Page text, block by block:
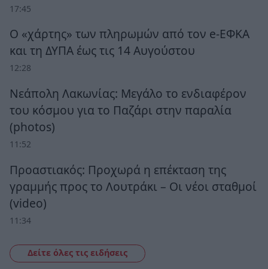
17:45
Ο «χάρτης» των πληρωμών από τον e-ΕΦΚΑ
και τη ΔΥΠΑ έως τις 14 Αυγούστου
12:28
Νεάπολη Λακωνίας: Μεγάλο το ενδιαφέρον
του κόσμου για το Παζάρι στην παραλία
(photos)
11:52
Προαστιακός: Προχωρά η επέκταση της
γραμμής προς το Λουτράκι – Οι νέοι σταθμοί
(video)
11:34
Δείτε όλες τις ειδήσεις